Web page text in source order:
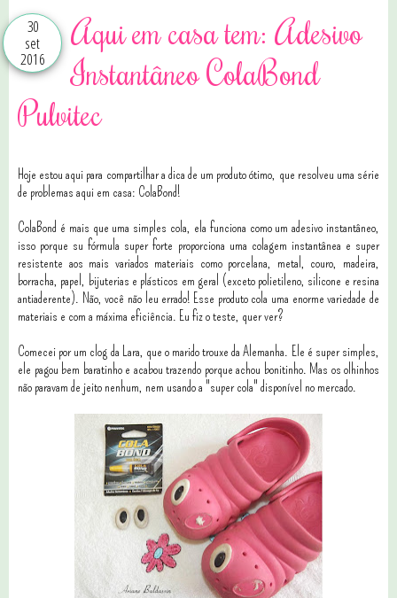
30
set
2016
Aqui em casa tem: Adesivo
Instantâneo ColaBond
Pulvitec
Hoje estou aqui para compartilhar a dica de um produto ótimo, que resolveu uma série
de problemas aqui em casa: ColaBond!
ColaBond é mais que uma simples cola, ela funciona como um adesivo instantâneo,
isso porque su fórmula super forte proporciona uma colagem instantânea e super
resistente aos mais variados materiais como porcelana, metal, couro, madeira,
borracha, papel, bijuterias e plásticos em geral (exceto polietileno, silicone e resina
antiaderente). Não, você não leu errado! Esse produto cola uma enorme variedade de
materiais e com a máxima eficiência. Eu fiz o teste, quer ver?
Comecei por um clog da Lara, que o marido trouxe da Alemanha. Ele é super simples,
ele pagou bem baratinho e acabou trazendo porque achou bonitinho. Mas os olhinhos
não paravam de jeito nenhum, nem usando a "super cola" disponível no mercado.